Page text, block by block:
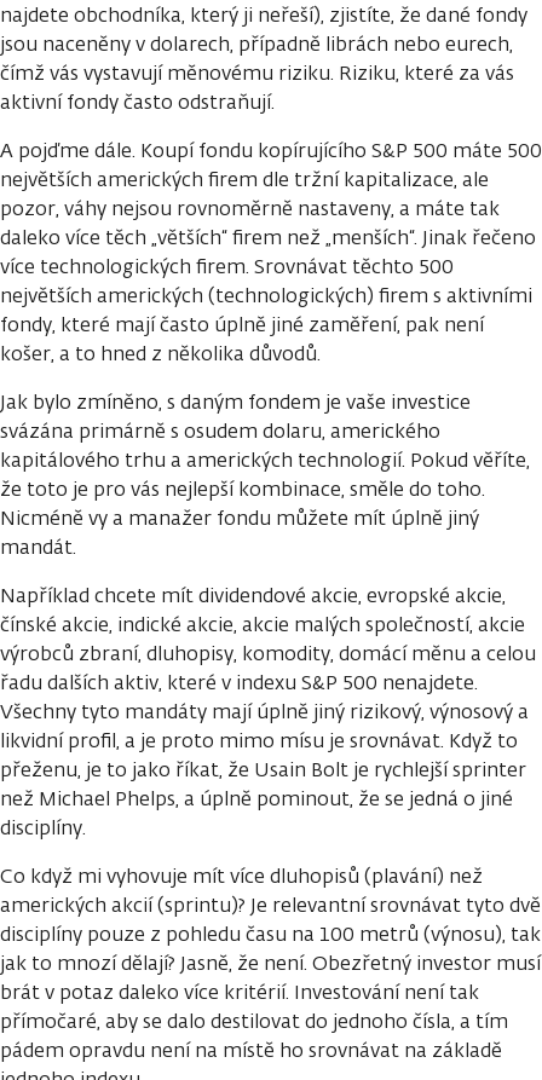
najdete obchodníka, který ji neřeší), zjistíte, že dané fondy
jsou naceněny v dolarech, případně librách nebo eurech,
čímž vás vystavují měnovému riziku. Riziku, které za vás
aktivní fondy často odstraňují.
A pojďme dále. Koupí fondu kopírujícího S&P 500 máte 500
největších amerických firem dle tržní kapitalizace, ale
pozor, váhy nejsou rovnoměrně nastaveny, a máte tak
daleko více těch „větších“ firem než „menších“. Jinak řečeno
více technologických firem. Srovnávat těchto 500
největších amerických (technologických) firem s aktivními
fondy, které mají často úplně jiné zaměření, pak není
košer, a to hned z několika důvodů.
Jak bylo zmíněno, s daným fondem je vaše investice
svázána primárně s osudem dolaru, amerického
kapitálového trhu a amerických technologií. Pokud věříte,
že toto je pro vás nejlepší kombinace, směle do toho.
Nicméně vy a manažer fondu můžete mít úplně jiný
mandát.
Například chcete mít dividendové akcie, evropské akcie,
čínské akcie, indické akcie, akcie malých společností, akcie
výrobců zbraní, dluhopisy, komodity, domácí měnu a celou
řadu dalších aktiv, které v indexu S&P 500 nenajdete.
Všechny tyto mandáty mají úplně jiný rizikový, výnosový a
likvidní profil, a je proto mimo mísu je srovnávat. Když to
přeženu, je to jako říkat, že Usain Bolt je rychlejší sprinter
než Michael Phelps, a úplně pominout, že se jedná o jiné
disciplíny.
Co když mi vyhovuje mít více dluhopisů (plavání) než
amerických akcií (sprintu)? Je relevantní srovnávat tyto dvě
disciplíny pouze z pohledu času na 100 metrů (výnosu), tak
jak to mnozí dělají? Jasně, že není. Obezřetný investor musí
brát v potaz daleko více kritérií. Investování není tak
přímočaré, aby se dalo destilovat do jednoho čísla, a tím
pádem opravdu není na místě ho srovnávat na základě